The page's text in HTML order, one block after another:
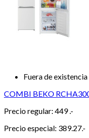
Fuera de existencia
COMBI BEKO
Precio regular: 449 .-
Precio especial: 389.27.-